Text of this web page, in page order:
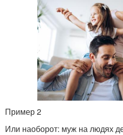
Пример 2
Или наоборот: муж на людях